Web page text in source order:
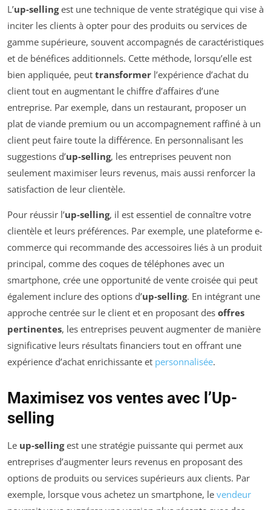
L’up-sellingest une technique de vente stratégique qui vise à
inciter les clients à opter pour des produits ou services de
gamme supérieure, souvent accompagnés de caractéristiques
et de bénéfices additionnels. Cette méthode, lorsqu’elle est
bien appliquée, peut transformer l’expérience d’achat du
client tout en augmentant le chiffre d’affaires d’une
entreprise. Par exemple, dans un restaurant, proposer un
plat de viande premium ou un accompagnement raffiné à un
client peut faire toute la différence. En personnalisant les
suggestions d’up-selling, les entreprises peuvent non
seulement maximiser leurs revenus, mais aussi renforcer la
satisfaction de leur clientèle.
Pour réussir l’up-selling, il est essentiel de connaître votre
clientèle et leurs préférences. Par exemple, une plateforme e-
commerce qui recommande des accessoires liés à un produit
principal, comme des coques de téléphones avec un
smartphone, crée une opportunité de vente croisée qui peut
également inclure des options d’up-selling. En intégrant une
approche centrée sur le client et en proposant des offres
pertinentes, les entreprises peuvent augmenter de manière
significative leurs résultats financiers tout en offrant une
expérience d’achat enrichissante et personnalisée.
Maximisez vos ventes avec l’Up-
selling
Le up-sellingest une stratégie puissante qui permet aux
entreprises d’augmenter leurs revenus en proposant des
options de produits ou services supérieurs aux clients. Par
exemple, lorsque vous achetez un smartphone, le vendeur